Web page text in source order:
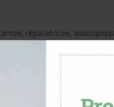
réparatrices,
la peau en la laissant
types de peaux, et
le maintien de sa
il restaure le film